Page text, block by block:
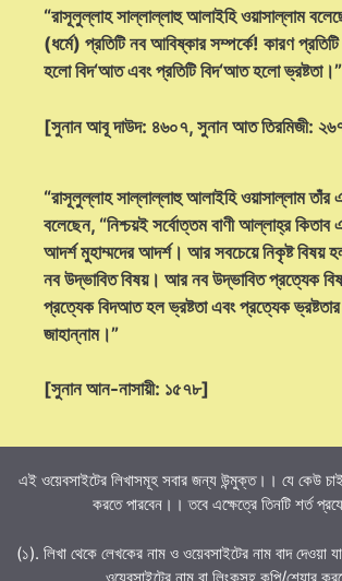
“রাসূলুল্লাহ সাল্লাল্লাহু আলাইহি ওয়াসাল্লাম
(ধর্মে) প্রতিটি নব আবিষ্কার সম্পর্কে! কারণ
হলো বিদ‘আত এবং প্রতিটি বিদ‘আত হলো ভ্রষ্টতা।”
[সুনান আবূ দাউদ: ৪৬০৭, সুনান আত তিরমিজী:
“রাসূলুল্লাহ সাল্লাল্লাহু আলাইহি ওয়াসাল্লাম তাঁর
বলেছেন, “নিশ্চয়ই সর্বোত্তম বাণী আল্লাহ্‌র কিতাব
আদর্শ মুহাম্মদের আদর্শ। আর সবচেয়ে নিকৃষ্ট বিষয়
নব উদ্ভাবিত বিষয়। আর নব উদ্ভাবিত প্রত্যেক
প্রত্যেক বিদআত হল ভ্রষ্টতা এবং প্রত্যেক ভ্রষ্টতার
জাহান্নাম।”
[সুনান আন-নাসায়ী: ১৫৭৮]
এই ওয়েবসাইটের লিখাসমূহ সবার জন্য উন্মুক্ত।। যে কেউ
করতে পারবেন।। তবে এক্ষেত্রে তিনটি শর্ত
(১). লিখা থেকে লেখকের নাম ও ওয়েবসাইটের নাম বাদ দেওয়া
ওয়েবসাইটের নাম বা লিংকসহ কপি/শেয়ার